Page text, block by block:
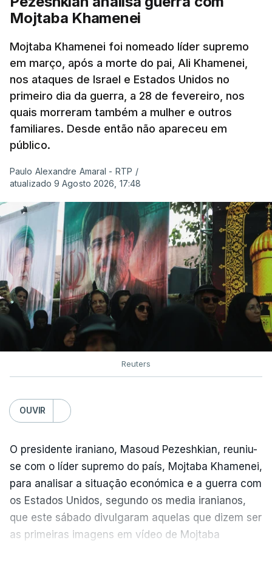
Mojtaba Khamenei
Mojtaba Khamenei foi nomeado líder supremo
em março, após a morte do pai, Ali Khamenei,
nos ataques de Israel e Estados Unidos no
primeiro dia da guerra, a 28 de fevereiro, nos
quais morreram também a mulher e outros
familiares. Desde então não apareceu em
público.
Paulo Alexandre Amaral - RTP /
atualizado 9 Agosto 2026, 17:48
Reuters
OUVIR
O presidente iraniano, Masoud Pezeshkian, reuniu-
se com o líder supremo do país, Mojtaba Khamenei,
para analisar a situação económica e a guerra com
os Estados Unidos, segundo os media iranianos,
que este sábado divulgaram aquelas que dizem ser
as primeiras imagens em vídeo de Mojtaba